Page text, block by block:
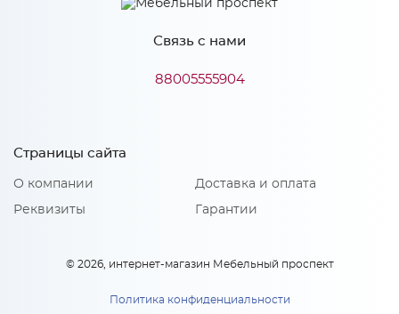
НЕБ/ГОЛБ
Связь с нами
88005555904
Страницы сайта
О компании
Реквизиты
Доставка и оплата
Гарантии
© 2026, интернет-магазин Мебельный проспект
Политика конфиденциальности